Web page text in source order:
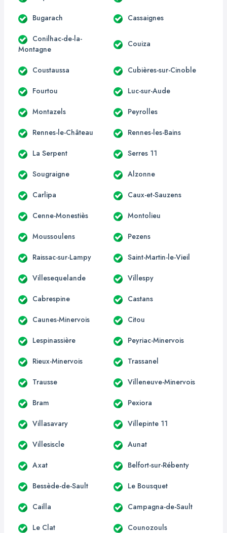
Bugarach Cassaignes
Conilhac-de-la-
Montagne
Couiza
Coustaussa Cubières-sur-Cinoble
Fourtou Luc-sur-Aude
Montazels Peyrolles
Rennes-le-Château Rennes-les-Bains
La Serpent Serres 11
Sougraigne Alzonne
Carlipa Caux-et-Sauzens
Cenne-Monestiès Montolieu
Moussoulens Pezens
Raissac-sur-Lampy Saint-Martin-le-Vieil
Villesequelande Villespy
Cabrespine Castans
Caunes-Minervois Citou
Lespinassière Peyriac-Minervois
Rieux-Minervois Trassanel
Trausse Villeneuve-Minervois
Bram Pexiora
Villasavary Villepinte 11
Villesiscle Aunat
Axat Belfort-sur-Rébenty
Bessède-de-Sault Le Bousquet
Cailla Campagna-de-Sault
Le Clat Counozouls